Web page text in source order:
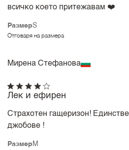
РазмерS
Отговаря на размера
всичко което притежавам ❤️
Мирена Стефанова
Размер M
Лек и ефирен
Страхотен гащеризон!
джобове !